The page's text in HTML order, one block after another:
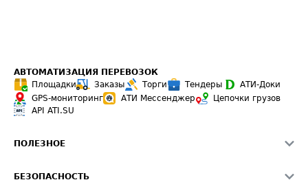
АВТОМАТИЗАЦИЯ ПЕРЕВОЗОК
Площадки
Заказы Торги Тендеры
АТИ-Доки
GPS-мониторинг
АТИ Мессенджер
Цепочки грузов
API ATI.SU
ПОЛЕЗНОЕ
БЕЗОПАСНОСТЬ